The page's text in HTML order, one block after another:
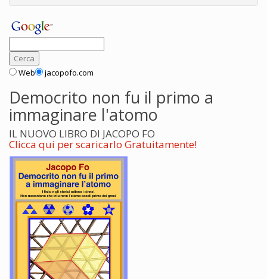
Web jacopofo.com
Democrito non fu il primo a
immaginare l'atomo
IL NUOVO LIBRO DI JACOPO FO
Clicca qui per scaricarlo Gratuitamente!